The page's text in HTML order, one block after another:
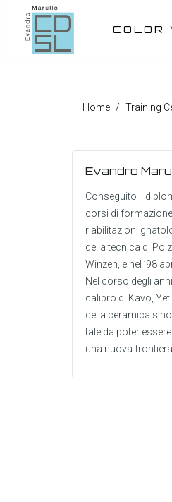
COLOR
Home Training
Evandro
Conseguito il
corsi di
riabilitazioni
della tecnica di
Winzen, e nel ’98
Nel corso degli
calibro di Kavo,
della ceramica
tale da poter
una nuova